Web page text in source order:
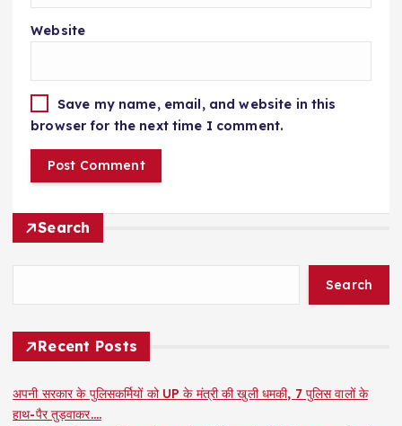
Website
Save my name, email, and website in this
browser for the next time I comment.
Search
Search
Recent Posts
अपनी सरकार के पुलिसकर्मियों को UP के मंत्री की खुली धमकी, 7 पुलिस वालों के
हाथ-पैर तुड़वाकर….